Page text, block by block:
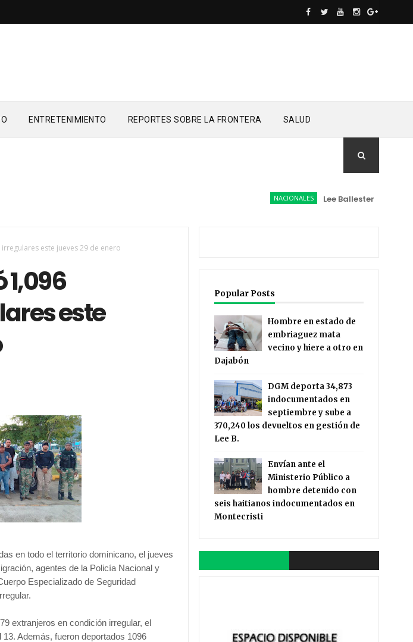
ENTRETENIMIENTO REPORTES SOBRE LA FRONTERA SALUD
NACIONALES Lee Ballester a los que
este jueves 29 de enero
este
en todo el territorio dominicano, el jueves
agentes de la Policía Nacional y
Especializado de Seguridad
extranjeros en condición irregular, el
Además, fueron deportados 1096
Popular Posts
Hombre en estado de
embriaguez mata
vecino y hiere a otro en
Dajabón
DGM deporta 34,873
indocumentados en
septiembre y sube a
370,240 los devueltos en gestión de
Lee B.
Envían ante el
Ministerio Público a
hombre detenido con
seis haitianos indocumentados en
Montecristi